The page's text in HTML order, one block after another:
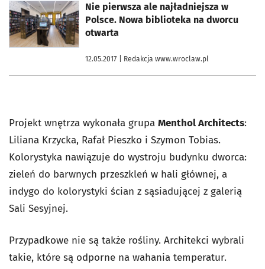
Nie pierwsza ale najładniejsza w
Polsce. Nowa biblioteka na dworcu
otwarta
12.05.2017 | Redakcja www.wroclaw.pl
otworzy się w nowej karcie
Projekt wnętrza wykonała grupa Menthol Architects:
Liliana Krzycka, Rafał Pieszko i Szymon Tobias.
Kolorystyka nawiązuje do wystroju budynku dworca:
zieleń do barwnych przeszkleń w hali głównej, a
indygo do kolorystyki ścian z sąsiadującej z galerią
Sali Sesyjnej.
Przypadkowe nie są także rośliny. Architekci wybrali
takie, które są odporne na wahania temperatur.